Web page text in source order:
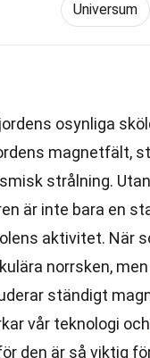
Universum
osynliga
magnetfält,
strålning.
är inte bara en
aktivitet. När
norrsken,
ständigt
vår teknologi och
den är så viktig